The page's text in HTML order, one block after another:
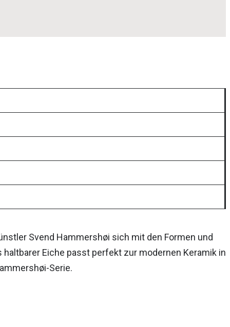
Svend Hammershøi sich mit den Formen und
Eiche passt perfekt zur modernen Keramik in
Serie.